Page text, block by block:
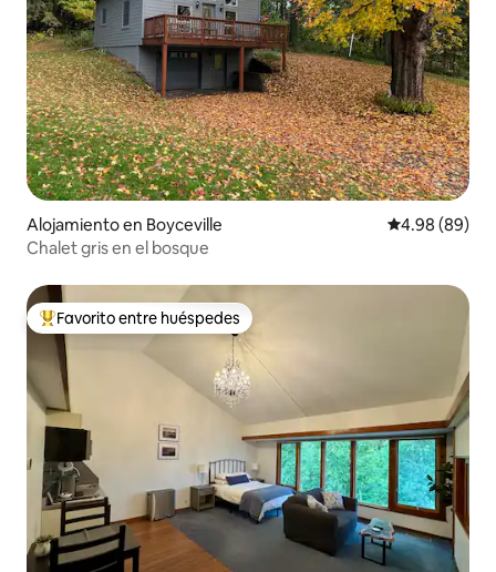
Alojamiento en Boyceville Calificación
4.98 (89)
Chalet gris en el bosque
Favorito entre huéspedes preferido
Favorito entre huéspedes